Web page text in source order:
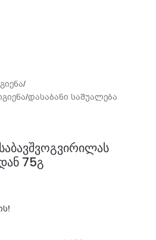
/
/დასაბანი საშუალება
75გ